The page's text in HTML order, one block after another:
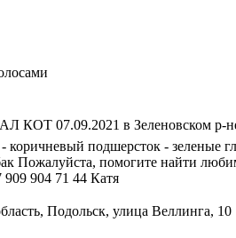
КОТ 07.09.2021 в Зеленовском р-
подшерсток - зеленые
Пожалуйста, помогите найти
909 904 71 44 Катя
Подольск, улица Веллинга, 10